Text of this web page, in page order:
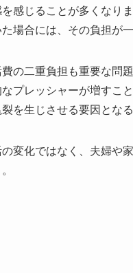
感じることが多くなり
場合には、その負担が
の二重負担も重要な問
プレッシャーが増すこ
を生じさせる要因とな
変化ではなく、夫婦や